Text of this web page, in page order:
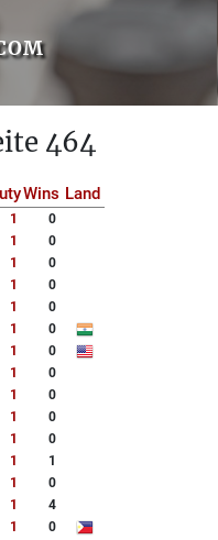
464
Wins Land
1
0
1
0
1
0
1
0
1
0
1
0
1
0
1
0
1
0
1
0
1
0
1
1
1
0
1
4
1
0